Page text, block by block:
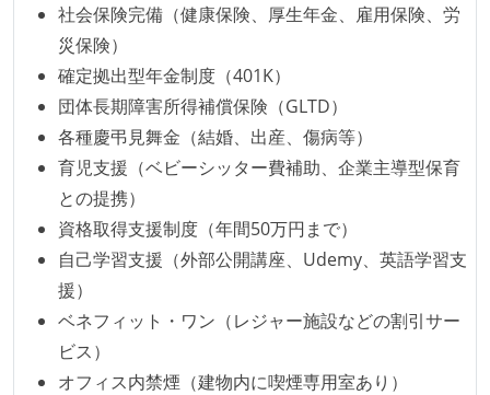
社会保険完備（健康保険、厚生年金、雇用保険、労
災保険）
確定拠出型年金制度（401K）
団体長期障害所得補償保険（GLTD）
各種慶弔見舞金（結婚、出産、傷病等）
育児支援（ベビーシッター費補助、企業主導型保育
との提携）
資格取得支援制度（年間50万円まで）
自己学習支援（外部公開講座、Udemy、英語学習支
援）
ベネフィット・ワン（レジャー施設などの割引サー
ビス）
オフィス内禁煙（建物内に喫煙専用室あり）